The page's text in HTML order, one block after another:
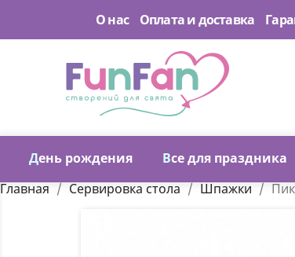
О нас Оплата и доставка
День рождения Все для праздника
Главная Сервировка стола Шпажки